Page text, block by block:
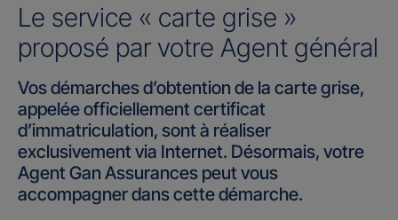
Le service « carte grise »
proposé par votre Agent général
Vos démarches d’obtention de la carte grise,
appelée officiellement certificat
d’immatriculation, sont à réaliser
exclusivement via Internet. Désormais, votre
Agent Gan Assurances peut vous
accompagner dans cette démarche.